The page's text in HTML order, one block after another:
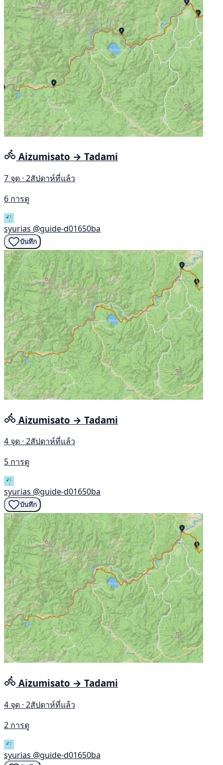
Aizumisato → Tadami
7 จุด · 2สัปดาห์ที่แล้ว
6 การดู
syurias @guide-d01650ba
บันทึก
Aizumisato → Tadami
4 จุด · 2สัปดาห์ที่แล้ว
5 การดู
syurias @guide-d01650ba
บันทึก
Aizumisato → Tadami
4 จุด · 2สัปดาห์ที่แล้ว
2 การดู
syurias @guide-d01650ba